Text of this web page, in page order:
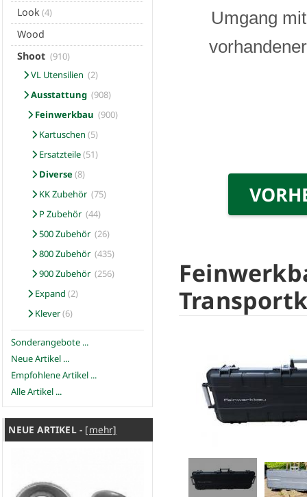
Look(4)
Wood
Shoot (910)
VL Utensilien (2)
Ausstattung (908)
Feinwerkbau (900)
Kartuschen (5)
Ersatzteile(51)
Diverse(8)
KK Zubehör (75)
P Zubehör (44)
500 Zubehör (26)
800 Zubehör (435)
900 Zubehör (256)
Expand (2)
Klever(6)
Sonderangebote ...
Neue Artikel ...
Empfohlene Artikel ...
Alle Artikel ...
NEUE ARTIKEL - [mehr]
Umgang